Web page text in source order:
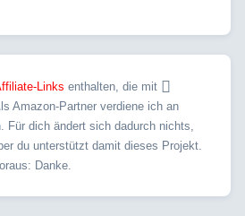
Links enthalten, die mit
Amazon-Partner verdiene ich an
Für dich ändert sich dadurch nichts,
du unterstützt damit dieses Projekt.
Danke.